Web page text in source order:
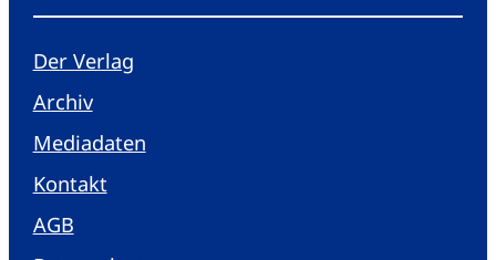
Der Verlag
Archiv
Mediadaten
Kontakt
AGB